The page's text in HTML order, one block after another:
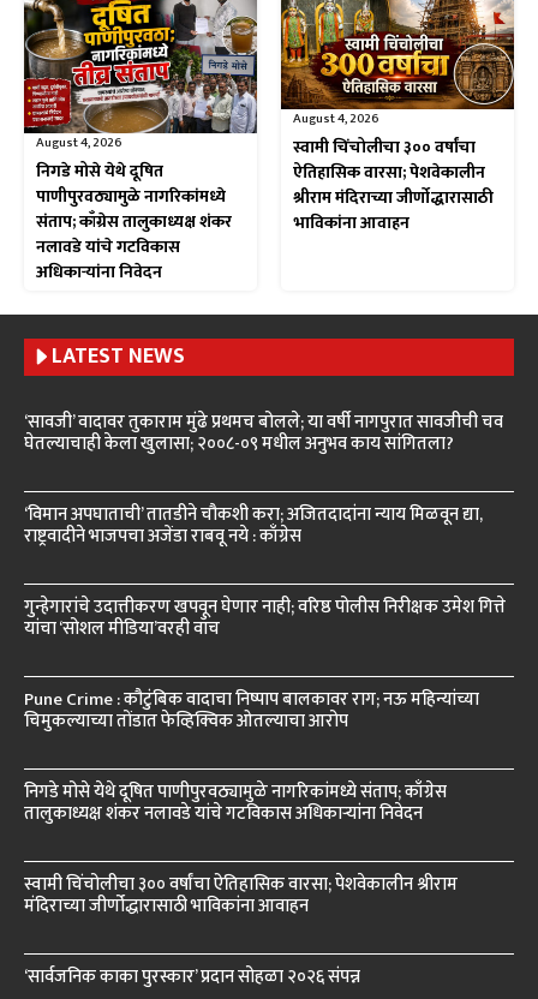
August 4, 2026
निगडे मोसे येथे दूषित
पाणीपुरवठ्यामुळे नागरिकांमध्ये
संताप; काँग्रेस तालुकाध्यक्ष शंकर
नलावडे यांचे गटविकास
अधिकाऱ्यांना निवेदन
August 4, 2026
स्वामी चिंचोलीचा ३०० वर्षांचा
ऐतिहासिक वारसा; पेशवेकालीन
श्रीराम मंदिराच्या जीर्णोद्धारासाठी
भाविकांना आवाहन
LATEST NEWS
‘सावजी’ वादावर तुकाराम मुंढे प्रथमच बोलले; या वर्षी नागपुरात सावजीची चव
घेतल्याचाही केला खुलासा; २००८-०९ मधील अनुभव काय सांगितला?
‘विमान अपघाताची’ तातडीने चौकशी करा; अजितदादांना न्याय मिळवून द्या,
राष्ट्रवादीने भाजपचा अजेंडा राबवू नये : काँग्रेस
गुन्हेगारांचे उदात्तीकरण खपवून घेणार नाही; वरिष्ठ पोलीस निरीक्षक उमेश गित्ते
यांचा ‘सोशल मीडिया’वरही वॉच
Pune Crime : कौटुंबिक वादाचा निष्पाप बालकावर राग; नऊ महिन्यांच्या
चिमुकल्याच्या तोंडात फेव्हिक्विक ओतल्याचा आरोप
निगडे मोसे येथे दूषित पाणीपुरवठ्यामुळे नागरिकांमध्ये संताप; काँग्रेस
तालुकाध्यक्ष शंकर नलावडे यांचे गटविकास अधिकाऱ्यांना निवेदन
स्वामी चिंचोलीचा ३०० वर्षांचा ऐतिहासिक वारसा; पेशवेकालीन श्रीराम
मंदिराच्या जीर्णोद्धारासाठी भाविकांना आवाहन
‘सार्वजनिक काका पुरस्कार’ प्रदान सोहळा २०२६ संपन्न